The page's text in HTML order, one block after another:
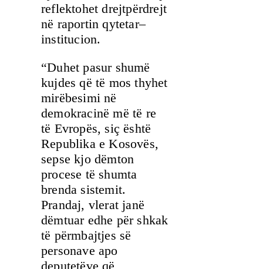
reflektohet drejtpërdrejt
në raportin qytetar–
institucion.
“Duhet pasur shumë
kujdes që të mos thyhet
mirëbesimi në
demokracinë më të re
të Evropës, siç është
Republika e Kosovës,
sepse kjo dëmton
procese të shumta
brenda sistemit.
Prandaj, vlerat janë
dëmtuar edhe për shkak
të përmbajtjes së
personave apo
deputetëve që